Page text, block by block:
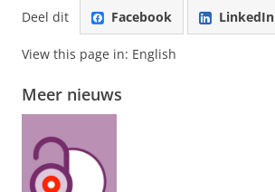
Deel dit Facebook LinkedIn
View this page in: English
Meer nieuws